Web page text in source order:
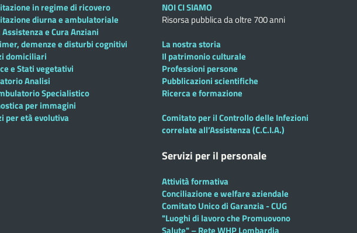
in regime di ricovero
diurna e ambulatoriale
Assistenza e Cura Anziani
demenze e disturbi cognitivi
domiciliari
e Stati vegetativi
Analisi
Specialistico
per immagini
per età evolutiva
NOI CI SIAMO
Risorsa pubblica da oltre 700 anni
La nostra storia
Il patrimonio culturale
Professioni persone
Pubblicazioni scientifiche
Ricerca e formazione
Comitato per il Controllo delle Infezioni
correlate all’Assistenza (C.C.I.A.)
Servizi per il personale
Attività formativa
Conciliazione e welfare aziendale
Comitato Unico di Garanzia - CUG
"Luoghi di lavoro che Promuovono